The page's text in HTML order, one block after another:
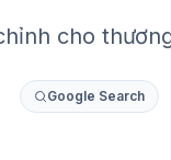
cho
Google Search